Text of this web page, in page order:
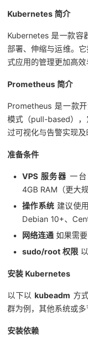
Kubernetes 简介
Kubernetes 是一款容
部署、伸缩与运维。
式应用的管理更加高效
Prometheus 简介
Prometheus 是一款
模式（pull-based），
过可视化与告警实现及
准备条件
VPS 服务器 一
4GB RAM（更大
操作系统 建议使
Debian 10+、
网络连通如果需要
sudo/root 权限
安装 Kubernetes
以下以 kubeadm 方
群为例，其他系统或多
安装依赖